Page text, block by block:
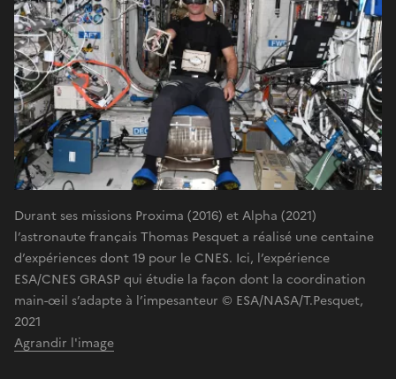
Durant ses missions Proxima (2016) et Alpha (2021)
l’astronaute français Thomas Pesquet a réalisé une centaine
d’expériences dont 19 pour le CNES. Ici, l’expérience
ESA/CNES GRASP qui étudie la façon dont la coordination
main-œil s’adapte à l’impesanteur © ESA/NASA/T.Pesquet,
2021
Agrandir l'image